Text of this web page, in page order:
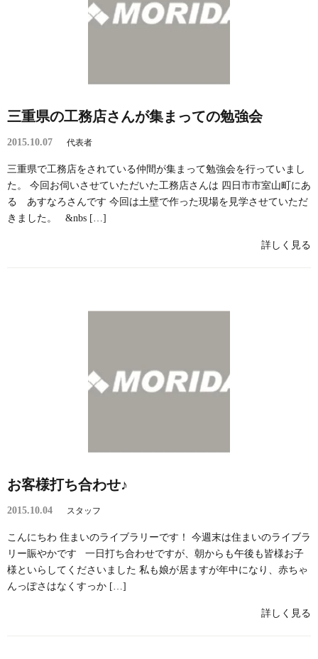
三重県の工務店さんが集まっての勉強会
2015.10.07 代表者
三重県で工務店をされている仲間が集まって勉強会を行っていまし
た。 今回お伺いさせていただいた工務店さんは 四日市市室山町にあ
る あすなろさんです 今回は土壁で作った現場を見学させていただ
きました。 &nbs […]
詳しく見る
お客様打ち合わせ♪
2015.10.04 スタッフ
こんにちわ 住まいのライブラリーです！ 今週末は住まいのライブラ
リー賑やかです 一日打ち合わせですが、朝からも午後も皆様お子
様といらしてくださいました 私も娘が居ますが年中になり、赤ちゃ
んっぽさはなくすっか […]
詳しく見る